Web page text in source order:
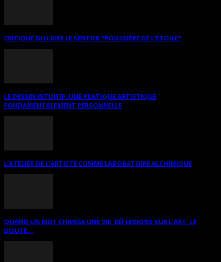
CRITIQUE DU LIVRE LE SENTIER *POUSSIÈRE DE L’ÉTOILE*
LE DESSIN INTUITIF. UNE PRATIQUE ARTISTIQUE
FONDAMENTALEMENT PERSONNELLE
L’ATELIER DE L’ARTISTE COMME LABORATOIRE ALCHIMIQUE
QUAND UN MOT CHANGE UNE VIE: RÉFLEXIONS SUR L’ART, LE
DOUTE...